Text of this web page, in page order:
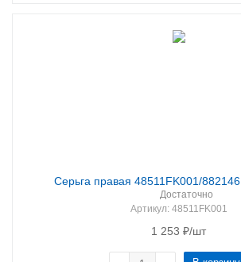
Достаточно
Артикул: 48511FK001
1 253 ₽/шт